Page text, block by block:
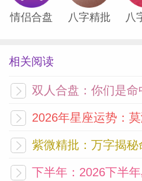
情侣合盘 八字精批 八
相关阅读
双人合盘：你们是命
2026年星座运势：
紫微精批：万字揭
下半年：2026下半